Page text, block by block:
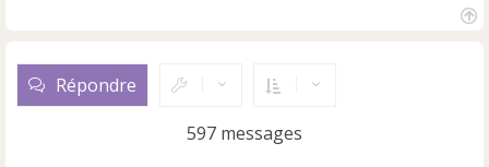
Répondre
597 messages